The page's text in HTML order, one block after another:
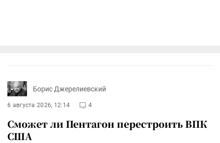
Борис Джерелиевский
6 августа 2026, 12:14 4
Сможет ли Пентагон перестроить ВПК
США